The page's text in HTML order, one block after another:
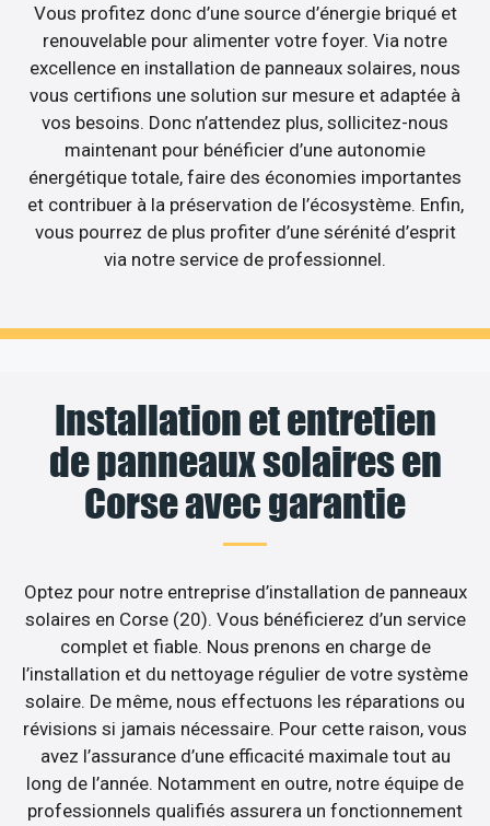
Vous profitez donc d’une source d’énergie briqué et
renouvelable pour alimenter votre foyer. Via notre
excellence en installation de panneaux solaires, nous
vous certifions une solution sur mesure et adaptée à
vos besoins. Donc n’attendez plus, sollicitez-nous
maintenant pour bénéficier d’une autonomie
énergétique totale, faire des économies importantes
et contribuer à la préservation de l’écosystème. Enfin,
vous pourrez de plus profiter d’une sérénité d’esprit
via notre service de professionnel.
Installation et entretien
de panneaux solaires en
Corse avec garantie
Optez pour notre entreprise d’installation de panneaux
solaires en Corse (20). Vous bénéficierez d’un service
complet et fiable. Nous prenons en charge de
l’installation et du nettoyage régulier de votre système
solaire. De même, nous effectuons les réparations ou
révisions si jamais nécessaire. Pour cette raison, vous
avez l’assurance d’une efficacité maximale tout au
long de l’année. Notamment en outre, notre équipe de
professionnels qualifiés assurera un fonctionnement